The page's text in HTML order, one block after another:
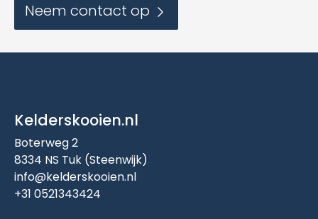
Neem contact op
Kelderskooien.nl
Boterweg 2
8334 NS Tuk (Steenwijk)
info@kelderskooien.nl
+31 0521343424